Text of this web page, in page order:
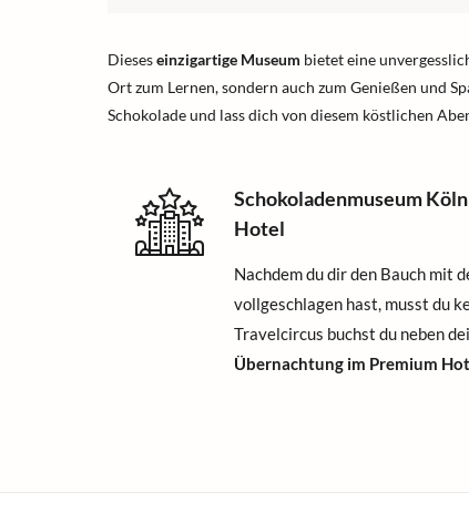
Dieseseinzigartige Museum bietet eine
Ort zum Lernen, sondern auch zum Genießen und
Schokolade und lass dich von diesem köstlichen
Schokoladenmuseum
Hotel
Nachdem du dir den Bauch mit
vollgeschlagen hast, musst du
Travelcircus buchst du neben
Übernachtung im Premium